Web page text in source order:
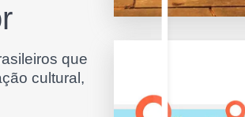
que
cultural,